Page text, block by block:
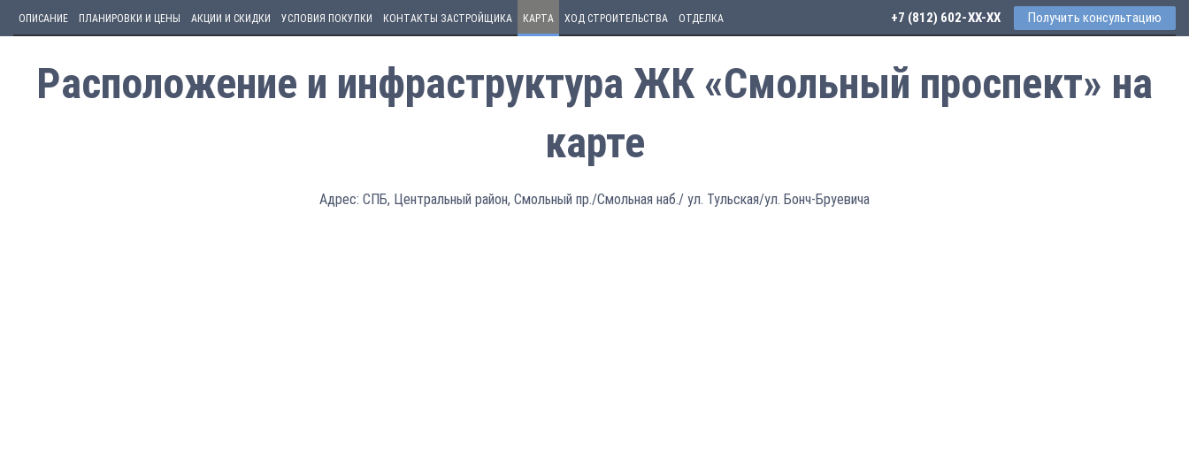
ОПИСАНИЕ ПЛАНИРОВКИ И ЦЕНЫ АКЦИИ И СКИДКИ УСЛОВИЯ ПОКУПКИ КОНТАКТЫ ЗАСТРОЙЩИКА КАРТА ХОД СТРОИТЕЛЬСТВА ОТДЕЛКА +7 (812) 602-44-77 Получить консультацию
Расположение и инфраструктура ЖК «Смольный проспект» на
карте
Адрес: СПБ, Центральный район, Смольный пр./Смольная наб./ ул. Тульская/ул. Бонч-Бруевича